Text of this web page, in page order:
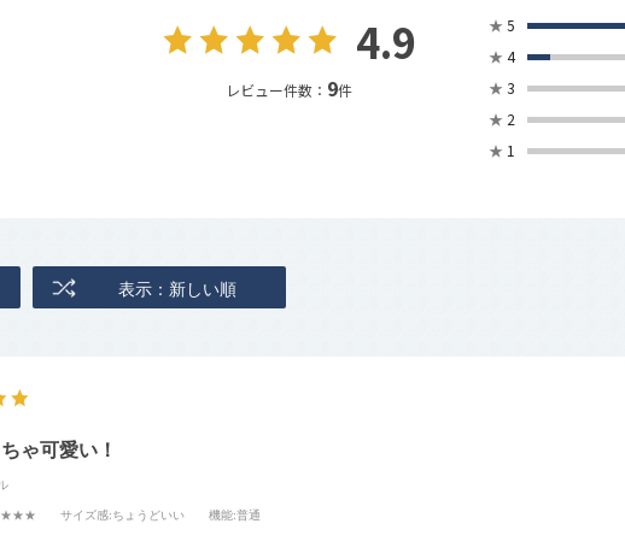
4.9
レビュー件数： 9件
★ 5
★ 4
★ 3
★ 2
★ 1
表示：新しい順
ゃ可愛い！
サイズ感:ちょうどいい 機能:普通